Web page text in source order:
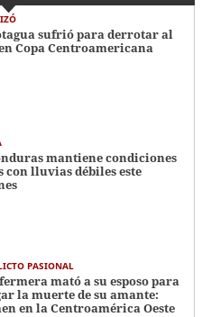
sufrió para derrotar al
Copa Centroamericana
mantiene condiciones
con lluvias débiles este
PASIONAL
mató a su esposo para
la muerte de su amante:
en la Centroamérica Oeste